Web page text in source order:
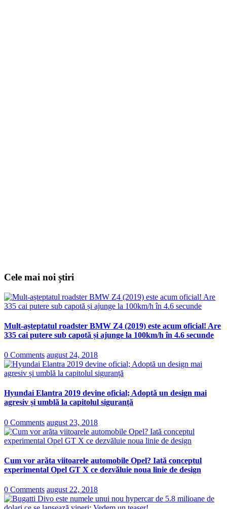
Cele mai noi știri
Mult-așteptatul roadster BMW Z4 (2019) este acum oficial! Are
335 cai putere sub capotă și ajunge la 100km/h în 4.6 secunde
0 Comments august 24, 2018
Hyundai Elantra 2019 devine oficial; Adoptă un design mai
agresiv și umblă la capitolul siguranță
0 Comments august 23, 2018
Cum vor arăta viitoarele automobile Opel? Iată conceptul
experimental Opel GT X ce dezvăluie noua linie de design
0 Comments august 22, 2018